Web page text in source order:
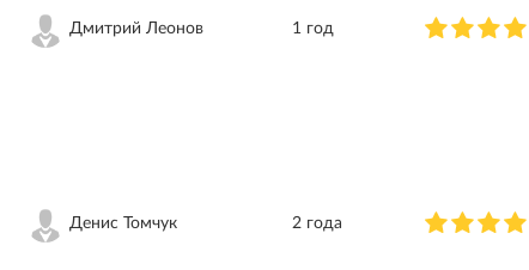
Дмитрий Леонов 1 год
Денис Томчук 2 года